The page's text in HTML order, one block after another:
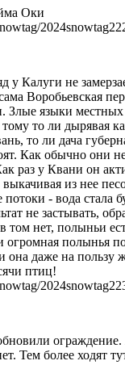
Оки
у Калуги не
Воробьевская
Злые языки
то ли дырявая
то ли дача
Как обычно они
раз у Квани он
из нее
- вода стала
не застывать,
том нет, полыньи
полынья
она даже на пользу
птиц!
Тем более ходят